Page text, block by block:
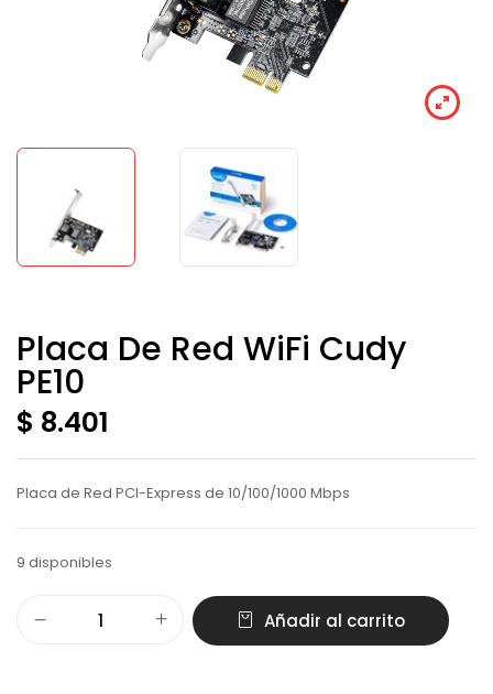
Placa De Red WiFi Cudy
PE10
$ 8.401
Placa de Red PCI-Express de 10/100/1000 Mbps
9 disponibles
Añadir al carrito